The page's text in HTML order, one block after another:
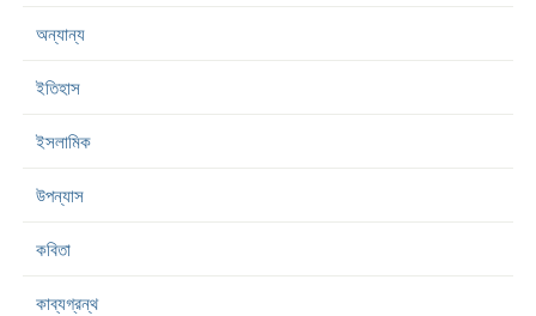
অন্যান্য
ইতিহাস
ইসলামিক
উপন্যাস
কবিতা
কাব্যগ্রন্থ